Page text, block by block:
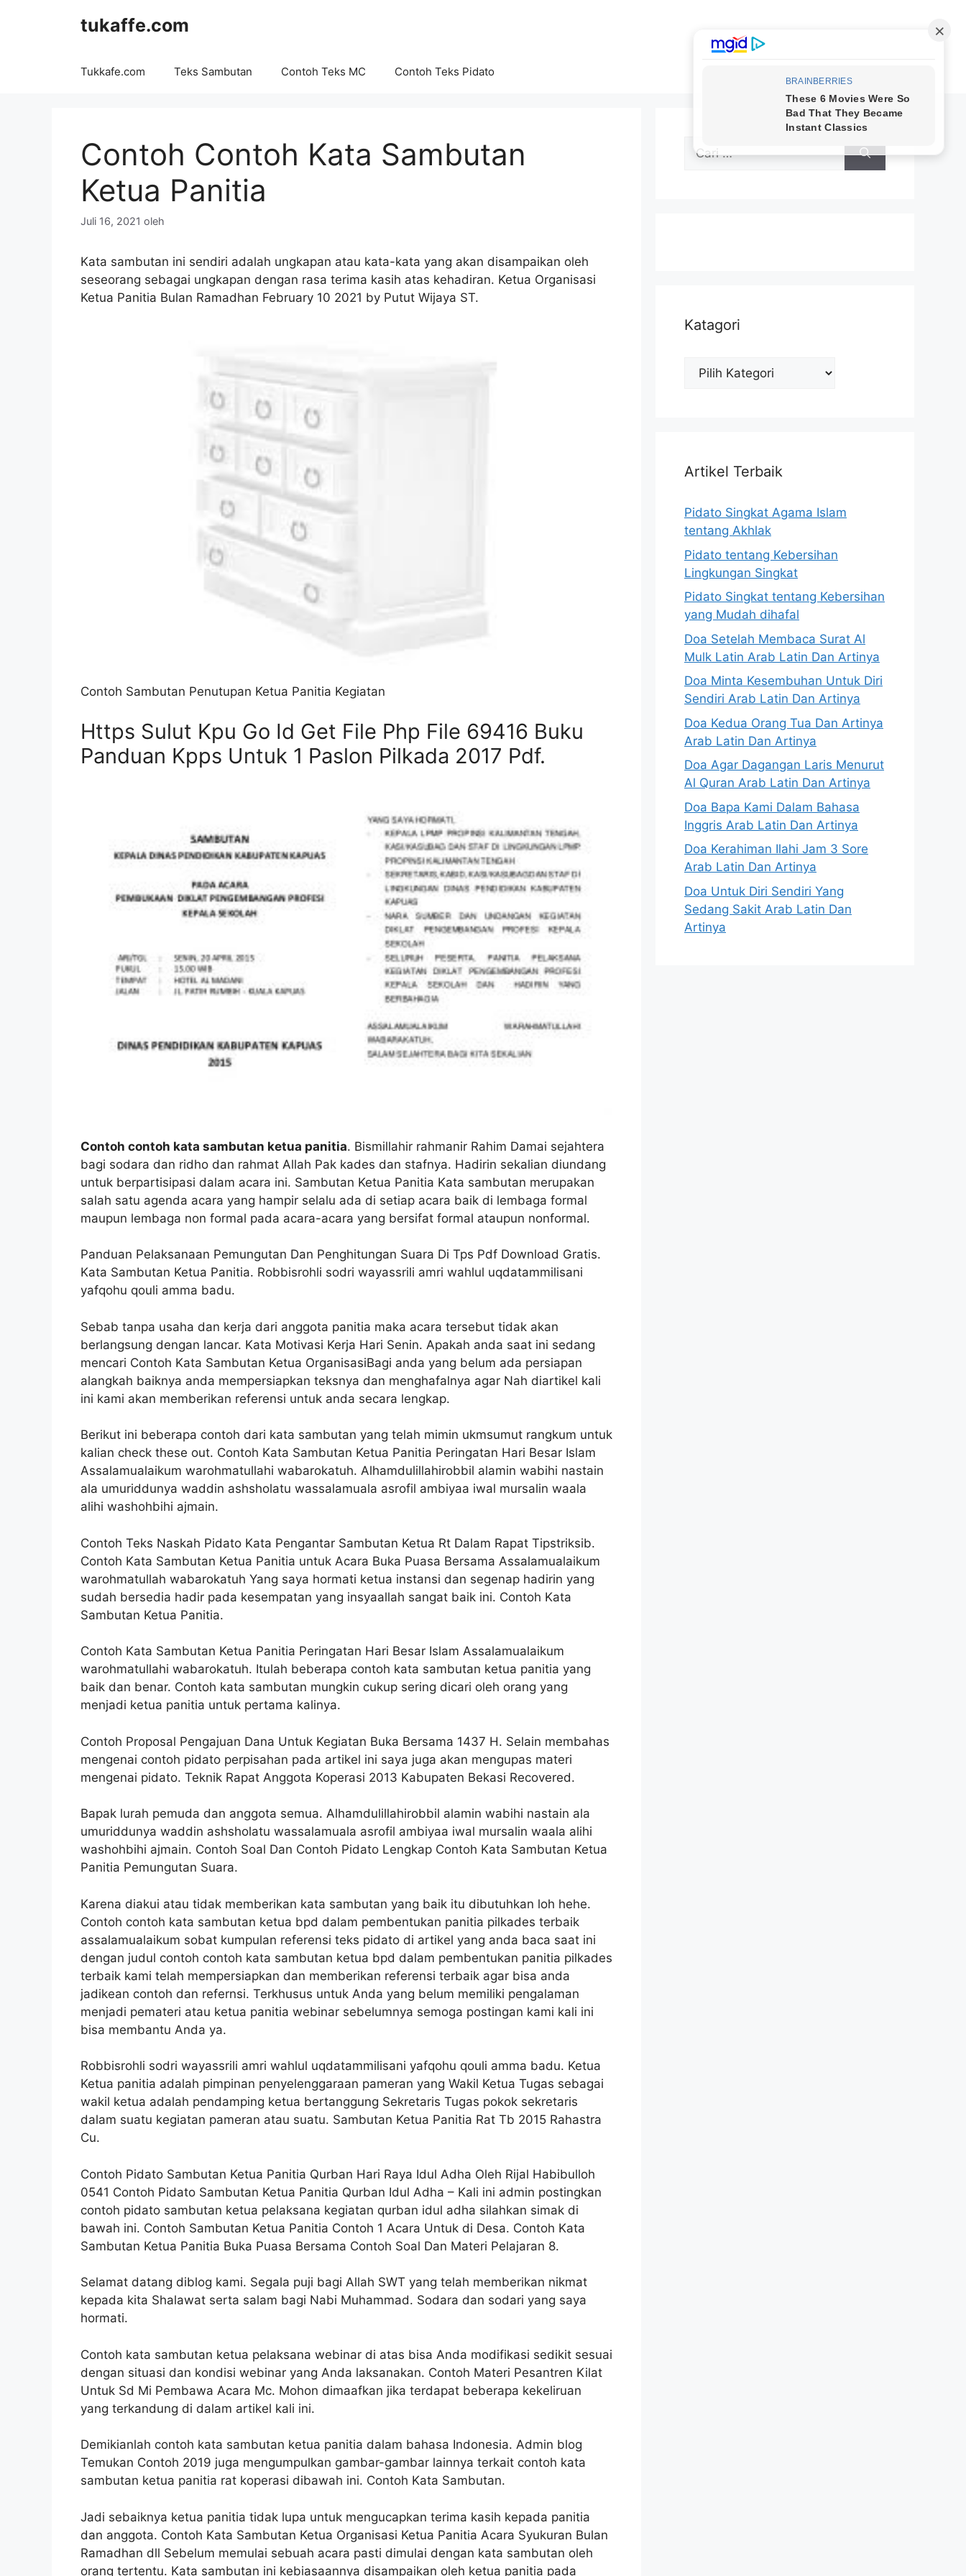
tukaffe.com
Tukkafe.com Teks Sambutan Contoh Teks MC Contoh Teks Pidato
Contoh Contoh Kata Sambutan
Ketua Panitia
Juli 16, 2021 oleh
Kata sambutan ini sendiri adalah ungkapan atau kata-kata yang akan disampaikan oleh
seseorang sebagai ungkapan dengan rasa terima kasih atas kehadiran. Ketua Organisasi
Ketua Panitia Bulan Ramadhan February 10 2021 by Putut Wijaya ST.
Contoh Sambutan Penutupan Ketua Panitia Kegiatan
Https Sulut Kpu Go Id Get File Php File 69416 Buku
Panduan Kpps Untuk 1 Paslon Pilkada 2017 Pdf.
Contoh contoh kata sambutan ketua panitia. Bismillahir rahmanir Rahim Damai sejahtera
bagi sodara dan ridho dan rahmat Allah Pak kades dan stafnya. Hadirin sekalian diundang
untuk berpartisipasi dalam acara ini. Sambutan Ketua Panitia Kata sambutan merupakan
salah satu agenda acara yang hampir selalu ada di setiap acara baik di lembaga formal
maupun lembaga non formal pada acara-acara yang bersifat formal ataupun nonformal.
Panduan Pelaksanaan Pemungutan Dan Penghitungan Suara Di Tps Pdf Download Gratis.
Kata Sambutan Ketua Panitia. Robbisrohli sodri wayassrili amri wahlul uqdatammilisani
yafqohu qouli amma badu.
Sebab tanpa usaha dan kerja dari anggota panitia maka acara tersebut tidak akan
berlangsung dengan lancar. Kata Motivasi Kerja Hari Senin. Apakah anda saat ini sedang
mencari Contoh Kata Sambutan Ketua OrganisasiBagi anda yang belum ada persiapan
alangkah baiknya anda mempersiapkan teksnya dan menghafalnya agar Nah diartikel kali
ini kami akan memberikan referensi untuk anda secara lengkap.
Berikut ini beberapa contoh dari kata sambutan yang telah mimin ukmsumut rangkum untuk
kalian check these out. Contoh Kata Sambutan Ketua Panitia Peringatan Hari Besar Islam
Assalamualaikum warohmatullahi wabarokatuh. Alhamdulillahirobbil alamin wabihi nastain
ala umuriddunya waddin ashsholatu wassalamuala asrofil ambiyaa iwal mursalin waala
alihi washohbihi ajmain.
Contoh Teks Naskah Pidato Kata Pengantar Sambutan Ketua Rt Dalam Rapat Tipstriksib.
Contoh Kata Sambutan Ketua Panitia untuk Acara Buka Puasa Bersama Assalamualaikum
warohmatullah wabarokatuh Yang saya hormati ketua instansi dan segenap hadirin yang
sudah bersedia hadir pada kesempatan yang insyaallah sangat baik ini. Contoh Kata
Sambutan Ketua Panitia.
Contoh Kata Sambutan Ketua Panitia Peringatan Hari Besar Islam Assalamualaikum
warohmatullahi wabarokatuh. Itulah beberapa contoh kata sambutan ketua panitia yang
baik dan benar. Contoh kata sambutan mungkin cukup sering dicari oleh orang yang
menjadi ketua panitia untuk pertama kalinya.
Contoh Proposal Pengajuan Dana Untuk Kegiatan Buka Bersama 1437 H. Selain membahas
mengenai contoh pidato perpisahan pada artikel ini saya juga akan mengupas materi
mengenai pidato. Teknik Rapat Anggota Koperasi 2013 Kabupaten Bekasi Recovered.
Bapak lurah pemuda dan anggota semua. Alhamdulillahirobbil alamin wabihi nastain ala
umuriddunya waddin ashsholatu wassalamuala asrofil ambiyaa iwal mursalin waala alihi
washohbihi ajmain. Contoh Soal Dan Contoh Pidato Lengkap Contoh Kata Sambutan Ketua
Panitia Pemungutan Suara.
Karena diakui atau tidak memberikan kata sambutan yang baik itu dibutuhkan loh hehe.
Contoh contoh kata sambutan ketua bpd dalam pembentukan panitia pilkades terbaik
assalamualaikum sobat kumpulan referensi teks pidato di artikel yang anda baca saat ini
dengan judul contoh contoh kata sambutan ketua bpd dalam pembentukan panitia pilkades
terbaik kami telah mempersiapkan dan memberikan referensi terbaik agar bisa anda
jadikean contoh dan refernsi. Terkhusus untuk Anda yang belum memiliki pengalaman
menjadi pemateri atau ketua panitia webinar sebelumnya semoga postingan kami kali ini
bisa membantu Anda ya.
Robbisrohli sodri wayassrili amri wahlul uqdatammilisani yafqohu qouli amma badu. Ketua
Ketua panitia adalah pimpinan penyelenggaraan pameran yang Wakil Ketua Tugas sebagai
wakil ketua adalah pendamping ketua bertanggung Sekretaris Tugas pokok sekretaris
dalam suatu kegiatan pameran atau suatu. Sambutan Ketua Panitia Rat Tb 2015 Rahastra
Cu.
Contoh Pidato Sambutan Ketua Panitia Qurban Hari Raya Idul Adha Oleh Rijal Habibulloh
0541 Contoh Pidato Sambutan Ketua Panitia Qurban Idul Adha – Kali ini admin postingkan
contoh pidato sambutan ketua pelaksana kegiatan qurban idul adha silahkan simak di
bawah ini. Contoh Sambutan Ketua Panitia Contoh 1 Acara Untuk di Desa. Contoh Kata
Sambutan Ketua Panitia Buka Puasa Bersama Contoh Soal Dan Materi Pelajaran 8.
Selamat datang diblog kami. Segala puji bagi Allah SWT yang telah memberikan nikmat
kepada kita Shalawat serta salam bagi Nabi Muhammad. Sodara dan sodari yang saya
hormati.
Contoh kata sambutan ketua pelaksana webinar di atas bisa Anda modifikasi sedikit sesuai
dengan situasi dan kondisi webinar yang Anda laksanakan. Contoh Materi Pesantren Kilat
Untuk Sd Mi Pembawa Acara Mc. Mohon dimaafkan jika terdapat beberapa kekeliruan
yang terkandung di dalam artikel kali ini.
Demikianlah contoh kata sambutan ketua panitia dalam bahasa Indonesia. Admin blog
Temukan Contoh 2019 juga mengumpulkan gambar-gambar lainnya terkait contoh kata
sambutan ketua panitia rat koperasi dibawah ini. Contoh Kata Sambutan.
Jadi sebaiknya ketua panitia tidak lupa untuk mengucapkan terima kasih kepada panitia
dan anggota. Contoh Kata Sambutan Ketua Organisasi Ketua Panitia Acara Syukuran Bulan
Ramadhan dll Sebelum memulai sebuah acara pasti dimulai dengan kata sambutan oleh
orang tertentu. Kata sambutan ini kebiasaannya disampaikan oleh ketua panitia pada
untuk:
Katagori
Katagori
Artikel Terbaik
Pidato Singkat Agama Islam
tentang Akhlak
Pidato tentang Kebersihan
Lingkungan Singkat
Pidato Singkat tentang Kebersihan
yang Mudah dihafal
Doa Setelah Membaca Surat Al
Mulk Latin Arab Latin Dan Artinya
Doa Minta Kesembuhan Untuk Diri
Sendiri Arab Latin Dan Artinya
Doa Kedua Orang Tua Dan Artinya
Arab Latin Dan Artinya
Doa Agar Dagangan Laris Menurut
Al Quran Arab Latin Dan Artinya
Doa Bapa Kami Dalam Bahasa
Inggris Arab Latin Dan Artinya
Doa Kerahiman Ilahi Jam 3 Sore
Arab Latin Dan Artinya
Doa Untuk Diri Sendiri Yang
Sedang Sakit Arab Latin Dan
Artinya